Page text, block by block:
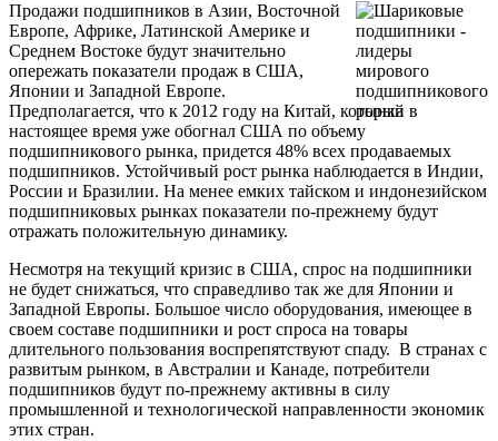
Продажи подшипников в Азии, Восточной
Европе, Африке, Латинской Америке и
Среднем Востоке будут значительно
опережать показатели продаж в США,
Японии и Западной Европе.
Предполагается, что к 2012 году на Китай, который в
настоящее время уже обогнал США по объему
подшипникового рынка, придется 48% всех продаваемых
подшипников. Устойчивый рост рынка наблюдается в Индии,
России и Бразилии. На менее емких тайском и индонезийском
подшипниковых рынках показатели по-прежнему будут
отражать положительную динамику.
Несмотря на текущий кризис в США, спрос на подшипники
не будет снижаться, что справедливо так же для Японии и
Западной Европы. Большое число оборудования, имеющее в
своем составе подшипники и рост спроса на товары
длительного пользования воспрепятствуют спаду. В странах с
развитым рынком, в Австралии и Канаде, потребители
подшипников будут по-прежнему активны в силу
промышленной и технологической направленности экономик
этих стран.